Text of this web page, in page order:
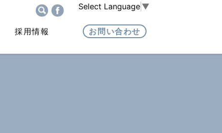
Select Language ▼
採用情報 お問い合わせ